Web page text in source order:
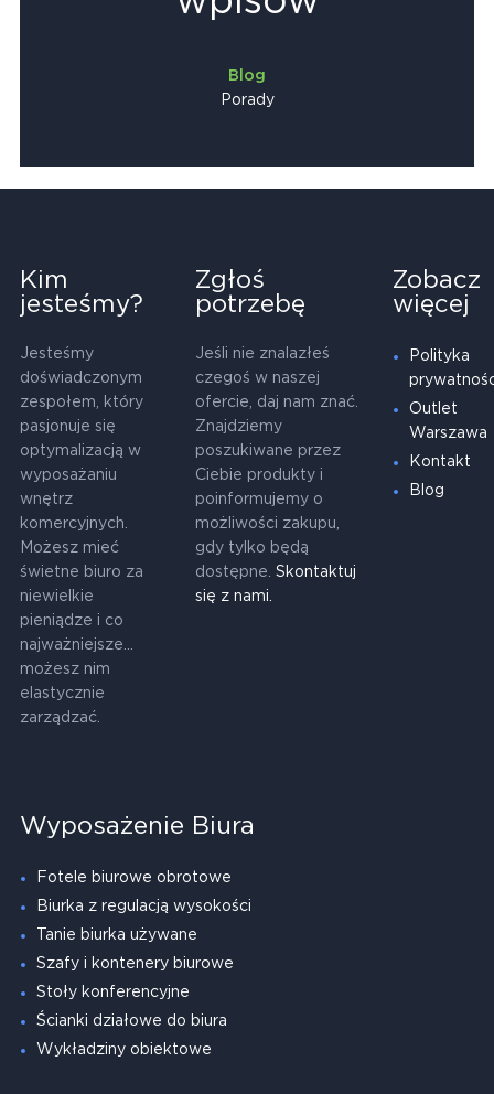
Blog
Porady
Kim
jesteśmy?
Jesteśmy
doświadczonym
zespołem, który
pasjonuje się
optymalizacją w
wyposażaniu
wnętrz
komercyjnych.
Możesz mieć
świetne biuro za
niewielkie
pieniądze i co
najważniejsze...
możesz nim
elastycznie
zarządzać.
Zgłoś
potrzebę
Jeśli nie znalazłeś
czegoś w naszej
ofercie, daj nam znać.
Znajdziemy
poszukiwane przez
Ciebie produkty i
poinformujemy o
możliwości zakupu,
gdy tylko będą
dostępne. Skontaktuj
się z nami.
Zobacz
więcej
Polityka
Outlet
Warszawa
Kontakt
Blog
Wyposażenie Biura
Fotele biurowe obrotowe
Biurka z regulacją wysokości
Tanie biurka używane
Szafy i kontenery biurowe
Stoły konferencyjne
Ścianki działowe do biura
Wykładziny obiektowe